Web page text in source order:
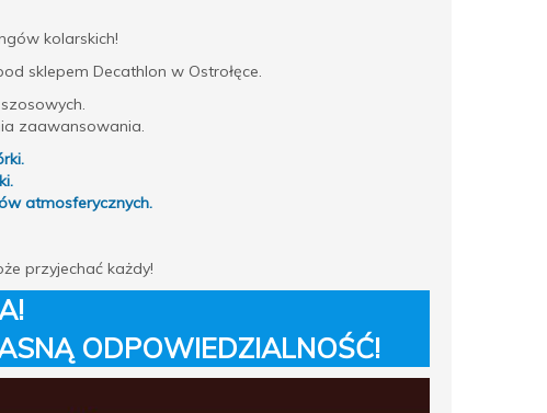
kolarskich!
sklepem Decathlon w Ostrołęce.
zaawansowania.
atmosferycznych.
przyjechać każdy!
ODPOWIEDZIALNOŚĆ!